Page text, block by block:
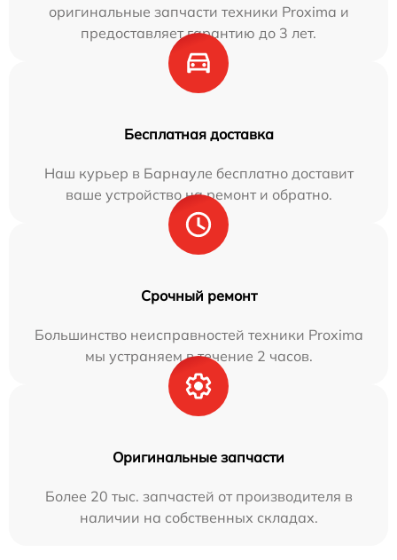
оригинальные запчасти техники Proxima и
предоставляет гарантию до 3 лет.
Бесплатная доставка
Наш курьер в Барнауле бесплатно доставит
ваше устройство на ремонт и обратно.
Срочный ремонт
Большинство неисправностей техники Proxima
мы устраняем в течение 2 часов.
Оригинальные запчасти
Более 20 тыс. запчастей от производителя в
наличии на собственных складах.